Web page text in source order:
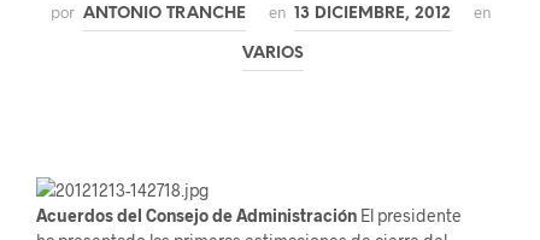
por ANTONIO TRANCHE en 13 DICIEMBRE, 2012 en
VARIOS
Acuerdos del Consejo de Administración El presidente